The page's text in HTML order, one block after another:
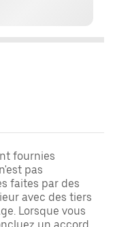
fournies
pas
faites par des
avec des tiers
Lorsque vous